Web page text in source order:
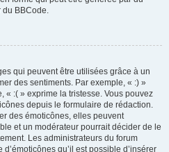
du BBCode.
qui peuvent être utilisées grâce à un
des sentiments. Par exemple, « :) »
« :( » exprime la tristesse. Vous pouvez
depuis le formulaire de rédaction.
des émoticônes, elles peuvent
et un modérateur pourrait décider de le
Les administrateurs du forum
qu’il est possible d’insérer